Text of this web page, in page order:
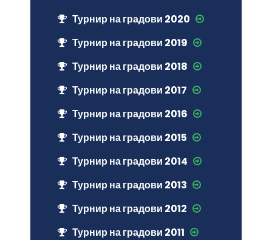
Турнир на градови 2020
Турнир на градови 2019
Турнир на градови 2018
Турнир на градови 2017
Турнир на градови 2016
Турнир на градови 2015
Турнир на градови 2014
Турнир на градови 2013
Турнир на градови 2012
Турнир на градови 2011